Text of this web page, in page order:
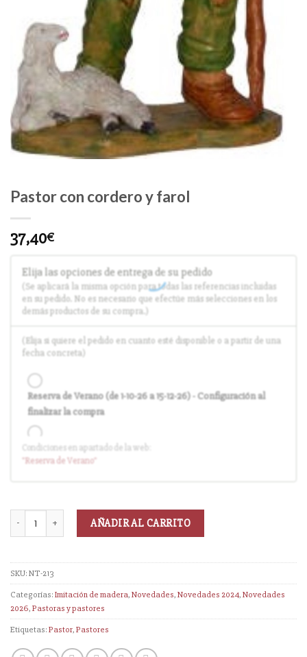
Pastor con cordero y farol
37,40€
Elija las opciones de entrega de su pedido
(Se aplicará la misma opción para todas las referencias incluidas
en su pedido. No es necesario que efectúe más selecciones en los
demás productos de su compra.)
(Elija si quiere el pedido en cuanto esté disponible o a partir de una
fecha concreta)
Reserva de Verano (de 1-10-26 a 15-12-26) - Configuración al
finalizar la compra
Entrega en cuanto el pedido esté disponible (sin descuento)
Condiciones en apartado de la web:
"Reservade Verano"
AÑADIR AL CARRITO
SKU:NT-213
Categorías:Imitación de madera,Novedades,Novedades 2024,Novedades
2026,Pastoras y pastores
Etiquetas:Pastor,Pastores